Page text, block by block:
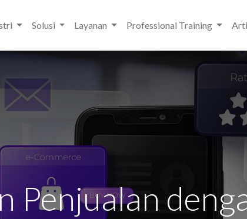
Solusi Layanan Professional Training
Penjualan